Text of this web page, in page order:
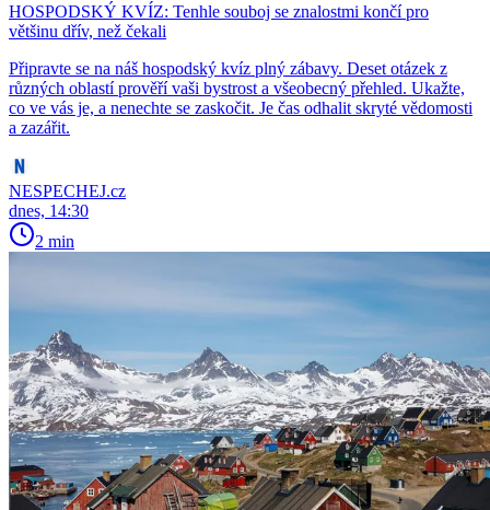
HOSPODSKÝ KVÍZ: Tenhle souboj se znalostmi končí pro
většinu dřív, než čekali
Připravte se na náš hospodský kvíz plný zábavy. Deset otázek z
různých oblastí prověří vaši bystrost a všeobecný přehled. Ukažte,
co ve vás je, a nenechte se zaskočit. Je čas odhalit skryté vědomosti
a zazářit.
NESPECHEJ.cz
dnes, 14:30
2 min